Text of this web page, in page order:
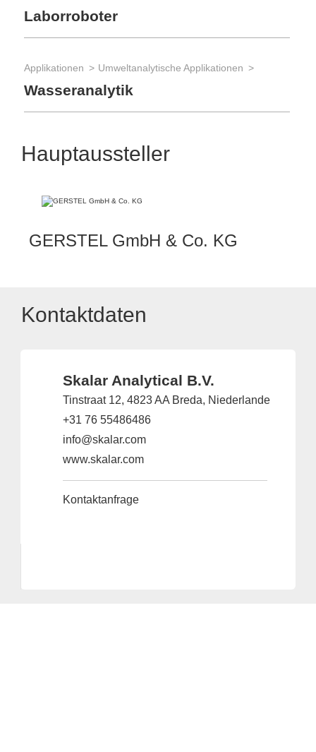
Laborroboter
Applikationen Umweltanalytische Applikationen
Wasseranalytik
Hauptaussteller
GERSTEL GmbH & Co. KG
Kontaktdaten
Skalar Analytical B.V.
Tinstraat 12, 4823 AA Breda, Niederlande
+31 76 55486486
info@skalar.com
www.skalar.com
Kontaktanfrage